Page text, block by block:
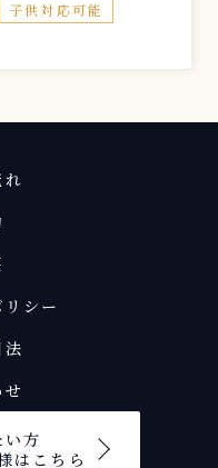
のペースに合わせ
。 お料理に合わせ
子供対応可能
シー
方
はこちら